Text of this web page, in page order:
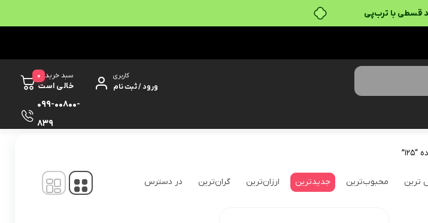
قسطی با ترب‌پی
کاربری
ورود / ثبت نام
سبد خرید
خالی است
0
099-00800-
839
ترین محبوب‌ترین جدیدترین ارزان‌ترین گران‌ترین در دسترس